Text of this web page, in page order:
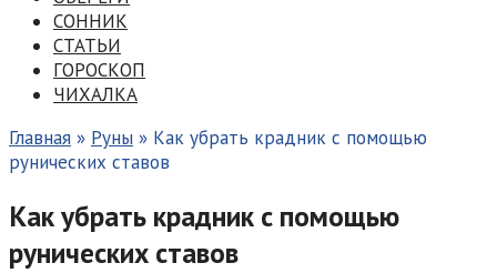
СОННИК
СТАТЬИ
ГОРОСКОП
ЧИХАЛКА
Главная » Руны » Как убрать крадник с помощью
рунических ставов
Как убрать крадник с помощью
рунических ставов